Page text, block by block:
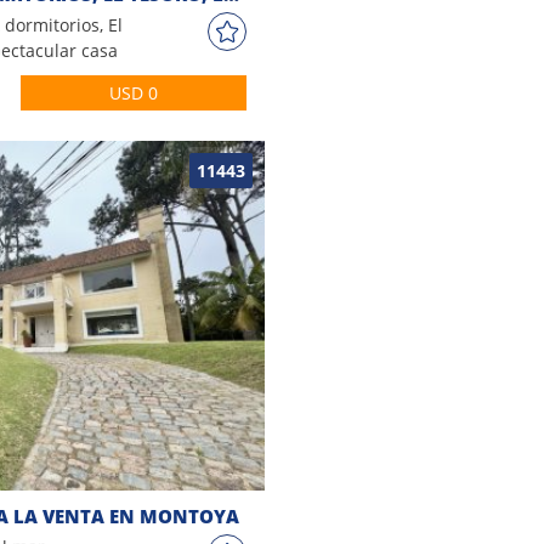
El
casa
comedor,
muy
patio
en
USD 0
11443
LA VENTA EN MONTOYA